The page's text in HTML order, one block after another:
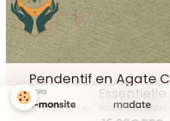
Pendentif en Agate
Essentielle
Dynamisme . Force physique
SPONSORS